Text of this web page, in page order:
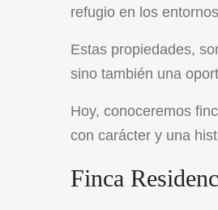
refugio en los
Estas propiedades,
sino también una
Hoy, conoceremos
con carácter y una
Finca